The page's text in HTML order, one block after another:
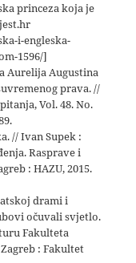
princeza koja je
i-engleska-
1596/]
Aurelija Augustina
prava. //
Vol. 48. No.
// Ivan Supek :
Rasprave i
: HAZU, 2015.
drami i
očuvali svjetlo.
Fakulteta
: Fakultet